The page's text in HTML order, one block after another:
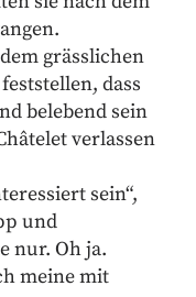
grässlichen
dass
belebend sein
verlassen
sein“,
und
nur. Oh ja.
meine mit